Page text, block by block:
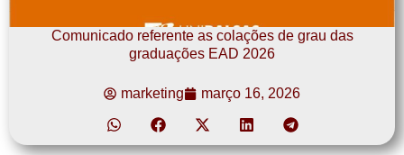
Comunicado referente as colações de grau das
graduações EAD 2026
marketing março 16, 2026